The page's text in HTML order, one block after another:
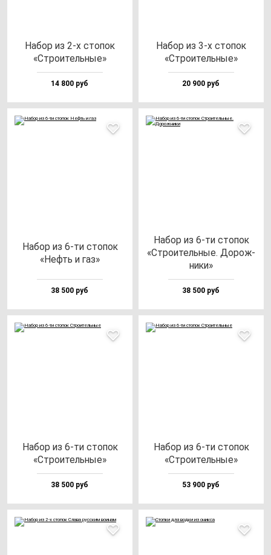
Набор из 2-х сто­пок
«Стро­итель­ные»
14 800 руб
Набор из 3-х сто­пок
«Стро­итель­ные»
20 900 руб
Набор из 6-ти сто­пок
«Нефть и газ»
38 500 руб
Набор из 6-ти сто­пок
«Стро­итель­ные. Дорож­
ни­ки»
38 500 руб
Набор из 6-ти сто­пок
«Стро­итель­ные»
38 500 руб
Набор из 6-ти сто­пок
«Стро­итель­ные»
53 900 руб